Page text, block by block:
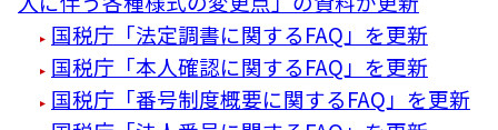
国税庁「法定調書に関するFAQ」を更新
国税庁「本人確認に関するFAQ」を更新
国税庁「番号制度概要に関するFAQ」を更新